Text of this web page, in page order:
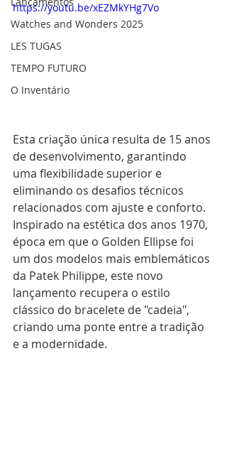
Watches and Wonders 2025
LES TUGAS
TEMPO FUTURO
O Inventário
https://youtu.be/xEZMkYHg7Vo
Esta criação única resulta de 15 anos
de desenvolvimento, garantindo
uma flexibilidade superior e
eliminando os desafios técnicos
relacionados com ajuste e conforto.
Inspirado na estética dos anos 1970,
época em que o Golden Ellipse foi
um dos modelos mais emblemáticos
da Patek Philippe, este novo
lançamento recupera o estilo
clássico do bracelete de "cadeia",
criando uma ponte entre a tradição
e a modernidade.